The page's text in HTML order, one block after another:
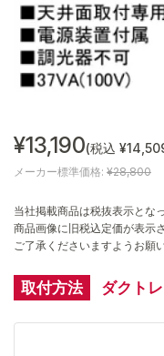
¥13,190(税込
メーカー標準価格: ¥28,800
当社掲載商品は税抜表示とな
商品画像に旧税込定価が表示
ご了承くださいますようお願
取付方法 ダクト